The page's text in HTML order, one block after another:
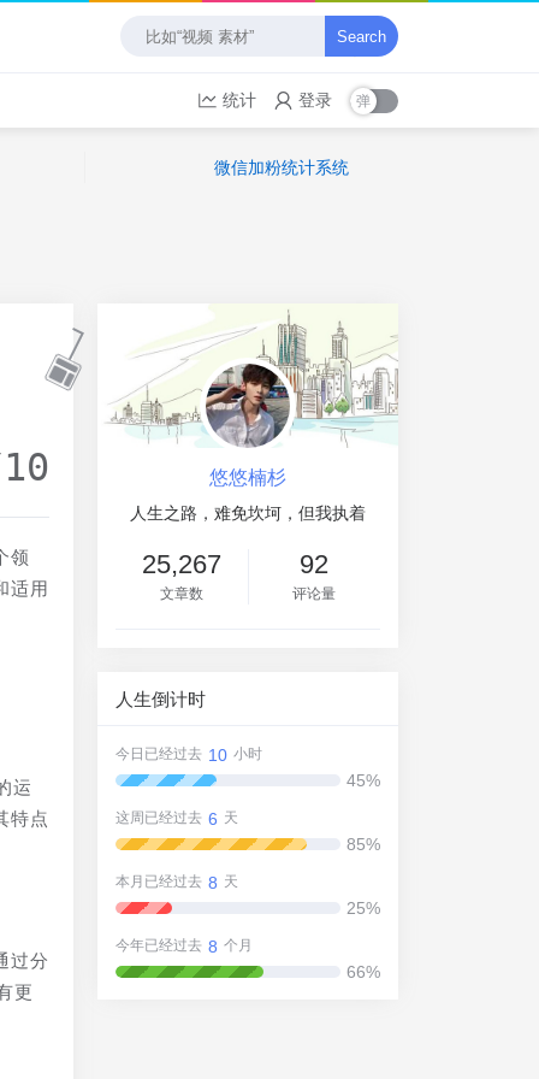
Search
统计 登录
微信加粉统计系统
领
适用
运
特点
过分
更
悠悠楠杉
人生之路，难免坎坷，但我执着
25,267
文章数
92
评论量
人生倒计时
今日已经过去 10 小时
45%
这周已经过去 6 天
85%
本月已经过去 8 天
25%
今年已经过去 8 个月
66%